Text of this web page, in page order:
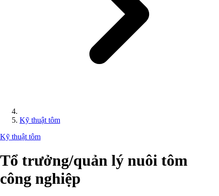
Kỹ thuật tôm
Kỹ thuật tôm
Tổ trưởng/quản lý nuôi tôm
công nghiệp